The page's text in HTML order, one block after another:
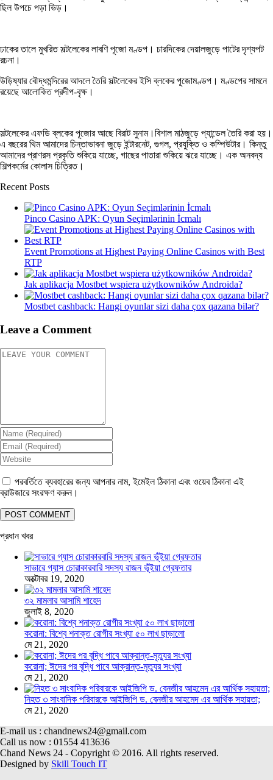
ছিল উপচে পড়া ভিড়।
ঢাকের তালে মুখরিত সল্টলেকের লাবণি পূজো মণ্ডপ। চারদিকের দেয়ালজুড়ে পাটের দৃশ্যপট
রচনা।
উড়িষ্যার বৌদ্ধমন্দিরের আদলে তৈরি সল্টলেকের ইসি ব্লকের পূজোমণ্ডপ। মণ্ডপের সামনে
রয়েছে আলোকিত প্রদীপ-বৃক্ষ।
সল্টলেকের এফডি ব্লকের পূজোর আছে বিরাট সুনাম।বিশাল মাঠজুড়ে প্যান্ডেল তৈরি করা হয়।
এ বছরের থিম আমাদের চিন্তাভাবনা জুড়ে ইন্টারনেট, গুগল, প্রযুক্তি ও কম্পিউটার। কিন্তু
আমাদের প্রাণরস প্রকৃতি শুকিয়ে যাচ্ছে, গাছের পাতারা শুকিয়ে ঝরে যাচ্ছে। এক অনবদ্য
শিল্পকর্মের কোলাস চিত্রিত।
Recent Posts
Pinco Casino APK: Oyun Seçimlərinin İcmalı
Event Promotions at Highest Paying Online Casinos with Best
RTP
Jak aplikacja Mostbet wspiera użytkowników Androida?
Mostbet cashback: Hangi oyunlar sizi daha çox qazana bilər?
Leave a Comment
পরবর্তিতে ব্যবহারের জন্য আপনার নাম, ইমেইল ঠিকানা এবং ওয়েব ঠিকানা এই
ব্রাউজারে সংরক্ষণ করুন।
প্রধান খবর
সাভারে গ্যাস চোরাকারবারি সদস্য রাজন ভূঁইয়া গ্রেফতার
অক্টোবর 19, 2020
৩২ মামলার আসামি শাহেদ
জুলাই 8, 2020
করোনা: বিশ্বে শনাক্ত রোগীর সংখ্যা ৫০ লাখ ছাড়ালো
মে 21, 2020
করোনা; ঈদের পর বৃদ্ধি পাবে আক্রান্ত-মৃত্যুর সংখ্যা
মে 21, 2020
নিহত ৩ সাংবাদিক পরিবারকে আইজিপি ড. বেনজীর আহমেদ এর আর্থিক সহায়তা;
মে 21, 2020
E-mail us : chandnews24@gmail.com
Call us now : 01554 413636
Chand News 24 - Copyright © 2016. All rights reserved.
Designed by Skill Touch IT